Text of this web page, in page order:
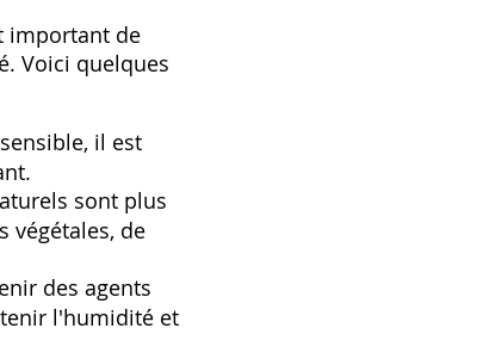
important de
Voici quelques
il est
sont plus
végétales, de
des agents
l'humidité et